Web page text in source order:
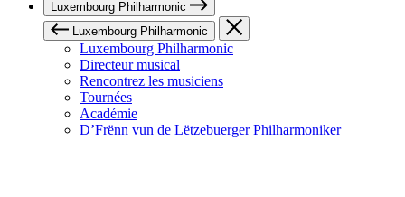
Luxembourg Philharmonic
Luxembourg Philharmonic
Luxembourg Philharmonic
Directeur musical
Rencontrez les musiciens
Tournées
Académie
D’Frënn vun de Lëtzebuerger Philharmoniker